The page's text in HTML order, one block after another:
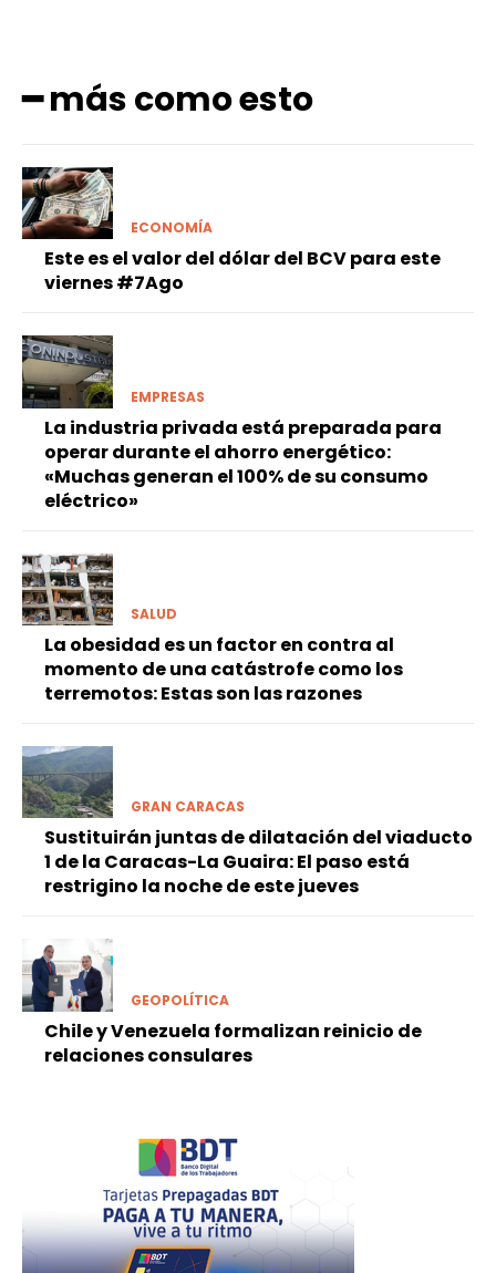
━ más como esto
ECONOMÍA
Este es el valor del dólar del BCV para este
viernes #7Ago
EMPRESAS
La industria privada está preparada para
operar durante el ahorro energético:
«Muchas generan el 100% de su consumo
eléctrico»
SALUD
La obesidad es un factor en contra al
momento de una catástrofe como los
terremotos: Estas son las razones
GRAN CARACAS
Sustituirán juntas de dilatación del viaducto
1 de la Caracas-La Guaira: El paso está
restrigino la noche de este jueves
GEOPOLÍTICA
Chile y Venezuela formalizan reinicio de
relaciones consulares